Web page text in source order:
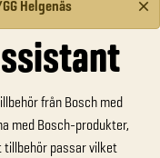
Helgenäs
från Bosch med
med Bosch-produkter,
passar vilket